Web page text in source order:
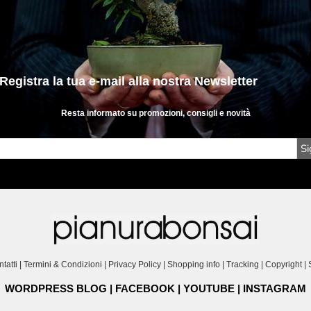
la tua e-mailalla nostra Newsletter
Resta informato su promozioni, consigli e novità
| Termini & Condizioni | Privacy Policy| Shopping info| Tracking | Copyright|
WORDPRESS BLOG | FACEBOOK | YOUTUBE | INSTAGRAM